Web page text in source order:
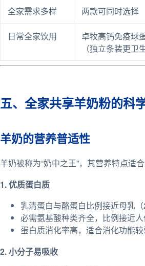
全家需求多样 两款可同时选择
日常全家饮用
卓牧高钙免疫球
（独立条装更卫生
五、全家共享羊奶粉的科
羊奶的营养普适性
羊奶被称为“奶中之王”，其营养特点适合
1. 优质蛋白质
乳清蛋白与酪蛋白比例接近母乳（
必需氨基酸种类齐全，比例接近
蛋白质消化率高，适合消化功能
2. 小分子易吸收